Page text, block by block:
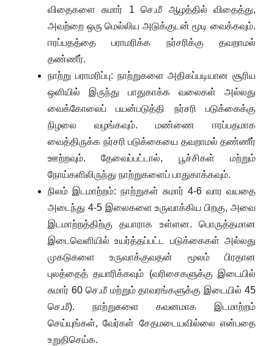
விதைகளை சுமார் 1 செ.மீ ஆழத்தில் விதைத்து,
அவற்றை ஒரு மெல்லிய அடுக்குடன் மூடி வைக்கவும்.
ஈரப்பதத்தை பராமரிக்க நர்சரிக்கு தவறாமல்
தண்ணீர்.
நாற்று பராமரிப்பு: நாற்றுகளை அதிகப்படியான சூரிய
ஒளியில் இருந்து பாதுகாக்க வலைகள் அல்லது
வைக்கோலைப் பயன்படுத்தி நர்சரி படுக்கைக்கு
நிழலை வழங்கவும். மண்ணை ஈரப்பதமாக
வைத்திருக்க நர்சரி படுக்கையை தவறாமல் தண்ணீர்
ஊற்றவும். தேவைப்பட்டால், பூச்சிகள் மற்றும்
நோய்களிலிருந்து நாற்றுகளைப் பாதுகாக்கவும்.
நிலம் இடமாற்றம்: நாற்றுகள் சுமார் 4-6 வார வயதை
அடைந்து 4-5 இலைகளை உருவாக்கிய பிறகு, அவை
இடமாற்றத்திற்கு தயாராக உள்ளன. பொருத்தமான
இடைவெளியில் உயர்த்தப்பட்ட படுக்கைகள் அல்லது
முகடுகளை உருவாக்குவதன் மூலம் பிரதான
புலத்தைத் தயாரிக்கவும் (வரிசைகளுக்கு இடையில்
சுமார் 60 செ.மீ மற்றும் தாவரங்களுக்கு இடையில் 45
செ.மீ). நாற்றுகளை கவனமாக இடமாற்றம்
செய்யுங்கள், வேர்கள் சேதமடையவில்லை என்பதை
உறுதிசெய்க.